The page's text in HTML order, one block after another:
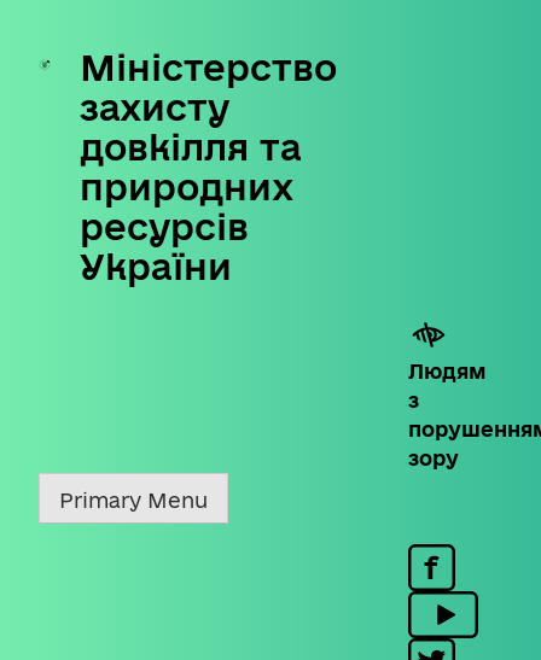
Skip
content
Міністерство
захисту
довкілля та
природних
ресурсів
України
Людям
з
зору
Primary Menu